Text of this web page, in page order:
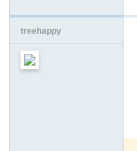
treehappy